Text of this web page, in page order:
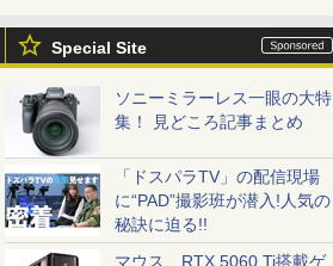
Special Site
ソニーミラーレス一眼の大特
集！ 見どころ記事まとめ
「ドスパラTV」の配信現場
に“PAD”撮影班が潜入!人気の
秘訣に迫る!!
マウス、RTX 5060 Ti搭載ゲ